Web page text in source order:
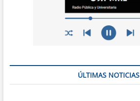
ÚLTIMAS NOTICIAS